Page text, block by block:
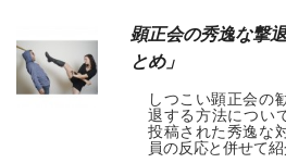
顕正会の秀逸な撃
とめ」
しつこい顕正会の
退する方法につい
投稿された秀逸な
員の反応と併せて紹